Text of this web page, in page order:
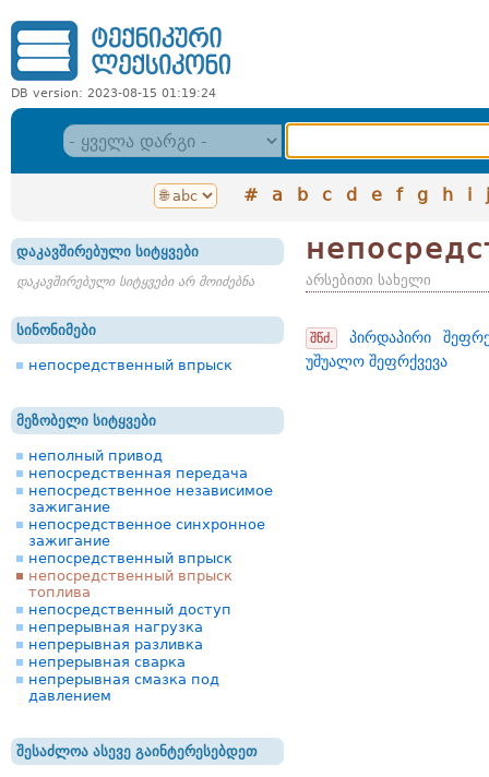
DB version: 2023-08-15 01:19:24
# a b c d e f g h i j
დაკავშირებული სიტყვები
დაკავშირებული სიტყვები არ მოიძებნა
სინონიმები
непосредственный впрыск
მეზობელი სიტყვები
неполный привод
непосредственная передача
непосредственное независимое
зажигание
непосредственное синхронное
зажигание
непосредственный впрыск
непосредственный впрыск
топлива
непосредственный доступ
непрерывная нагрузка
непрерывная разливка
непрерывная сварка
непрерывная смазка под
давлением
შესაძლოა ასევე გაინტერესებდეთ
არსებითი სახელი
შწძ.
პირდაპირი
უშუალო შეფრქვევა